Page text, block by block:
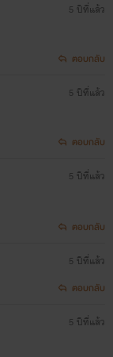
5 ปีที่แล้ว
ตอบกลับ
5 ปีที่แล้ว
ตอบกลับ
5 ปีที่แล้ว
ตอบกลับ
5 ปีที่แล้ว
ตอบกลับ
5 ปีที่แล้ว